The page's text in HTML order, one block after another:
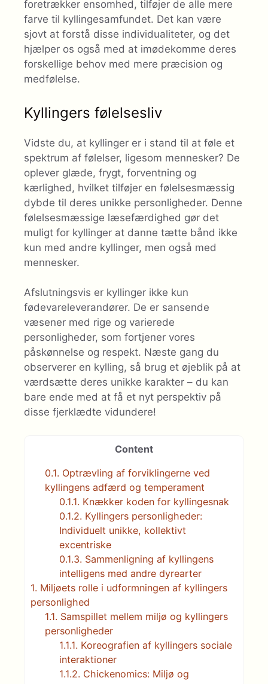
foretrækker ensomhed, tilføjer de alle mere
farve til kyllingesamfundet. Det kan være
sjovt at forstå disse individualiteter, og det
hjælper os også med at imødekomme deres
forskellige behov med mere præcision og
medfølelse.
Kyllingers følelsesliv
Vidste du, at kyllinger er i stand til at føle et
spektrum af følelser, ligesom mennesker? De
oplever glæde, frygt, forventning og
kærlighed, hvilket tilføjer en følelsesmæssig
dybde til deres unikke personligheder. Denne
følelsesmæssige læsefærdighed gør det
muligt for kyllinger at danne tætte bånd ikke
kun med andre kyllinger, men også med
mennesker.
Afslutningsvis er kyllinger ikke kun
fødevareleverandører. De er sansende
væsener med rige og varierede
personligheder, som fortjener vores
påskønnelse og respekt. Næste gang du
observerer en kylling, så brug et øjeblik på at
værdsætte deres unikke karakter – du kan
bare ende med at få et nyt perspektiv på
disse fjerklædte vidundere!
Content
0.1. Optrævling af forviklingerne ved
kyllingens adfærd og temperament
0.1.1. Knækker koden for kyllingesnak
0.1.2. Kyllingers personligheder:
Individuelt unikke, kollektivt
excentriske
0.1.3. Sammenligning af kyllingens
intelligens med andre dyrearter
1. Miljøets rolle i udformningen af ​​kyllingers
personlighed
1.1. Samspillet mellem miljø og kyllingers
personligheder
1.1.1. Koreografien af ​​kyllingers sociale
interaktioner
1.1.2. Chickenomics: Miljø og